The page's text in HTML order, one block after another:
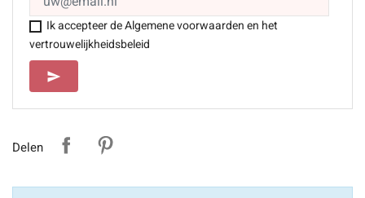
Ik accepteer de Algemene voorwaarden en het
vertrouwelijkheidsbeleid
SEND
send
Delen